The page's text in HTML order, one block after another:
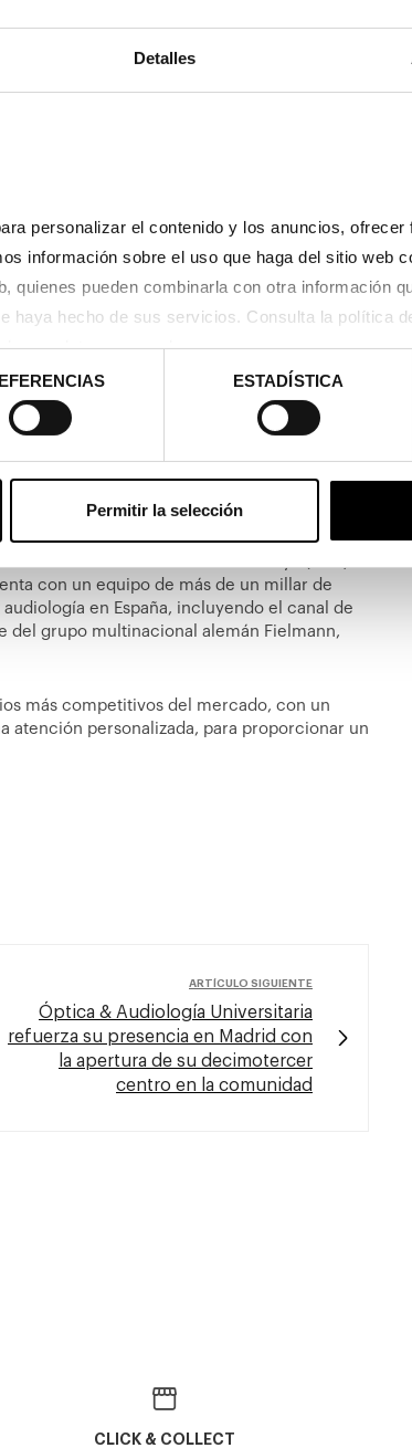
Detalles
personalizar el contenido y los anuncios,
información sobre el uso que haga del sitio web
quienes pueden combinarla con otra información
sus datos personales.
ESTADÍSTICA
Permitir la selección
y económica a todos nuestros
para tramitar las ayudas pertinentes
de la empresa. “Uno de los primeros
sido velar por el bienestar de sus empleados
servicio a los habitantes del área
misión principal de Óptica & Audiología
a los clientes, y ofrecerles las
“contribuimos a la generación de
concluye Ibar.
la identidad de la marca, con un diseño
exposición de productos. Además del
se han introducido nuevos
con la identidad de Óptica &
con más de 100 centros propios en
Baleares, Barcelona, Castellón, Girona,
Málaga y Córdoba. Además, la
llegar a clientes de todo el país.
Politécnica de Catalunya (UPC)
con un equipo de más de un millar de
en España, incluyendo el canal de
del grupo multinacional alemán Fielmann,
más competitivos del mercado, con un
personalizada, para proporcionar un
ARTÍCULO SIGUIENTE
Óptica & Audiología Universitaria
refuerza su presencia en Madrid con
la apertura de su decimotercer
centro en la comunidad
CLICK & COLLECT